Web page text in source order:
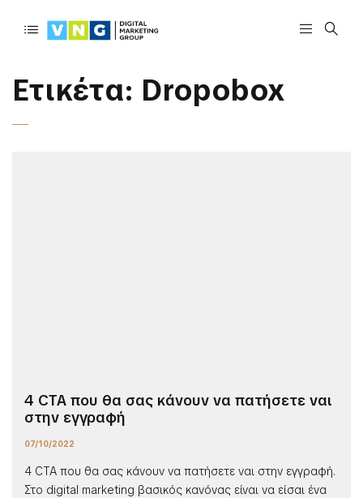
Ετικέτα: Dropobox
4 CTA που θα σας κάνουν να πατήσετε ναι
στην εγγραφή
07/10/2022
4 CTA που θα σας κάνουν να πατήσετε ναι στην εγγραφή.
Στο digital marketing βασικός κανόνας είναι να είσαι ένα